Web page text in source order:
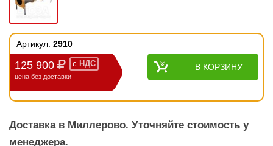
Артикул: 2910
125 900 с НДС
цена без доставки
В КОРЗИНУ
Доставка в Миллерово. Уточняйте стоимость у
менеджера.